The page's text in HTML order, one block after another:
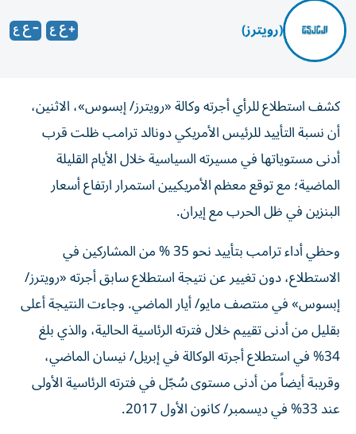
(رويترز)
كشف استطلاع للرأي أجرته وكالة «رويترز/ إبسوس»، الاثنين،
أن نسبة التأييد للرئيس الأمريكي دونالد ترامب ظلت قرب
أدنى مستوياتها في مسيرته السياسية خلال الأيام القليلة
الماضية؛ مع توقع معظم الأمريكيين استمرار ارتفاع أسعار
البنزين في ظل الحرب مع إيران.
وحظي أداء ترامب بتأييد نحو 35 % ​من المشاركين في
الاستطلاع، دون تغيير عن نتيجة استطلاع سابق أجرته «رويترز/
إبسوس» في منتصف مايو/ أيار الماضي. وجاءت النتيجة أعلى
بقليل ‌من أدنى تقييم خلال فترته الرئاسية الحالية، والذي بلغ
34% في استطلاع أجرته الوكالة في إبريل/ نيسان الماضي،
وقريبة أيضاً من أدنى مستوى سُجّل في فترته الرئاسية الأولى
عند 33% في ديسمبر/ كانون الأول 2017.